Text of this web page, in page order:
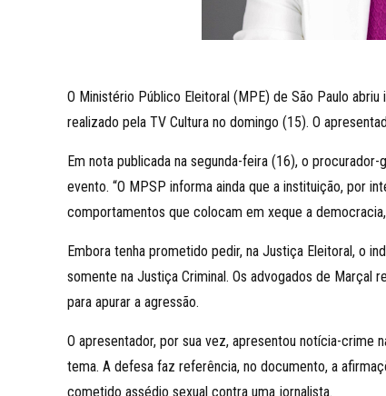
O Ministério Público Eleitoral (MPE) de São Paulo
realizado pela TV Cultura no domingo (15). O
Em nota publicada na segunda-feira (16), o
evento. “O MPSP informa ainda que a instituição, por
comportamentos que colocam em xeque a
Embora tenha prometido pedir, na Justiça Eleitoral, o
somente na Justiça Criminal. Os advogados de Marçal
para apurar a agressão.
O apresentador, por sua vez, apresentou notícia-crime
tema. A defesa faz referência, no documento, a
cometido assédio sexual contra uma jornalista.